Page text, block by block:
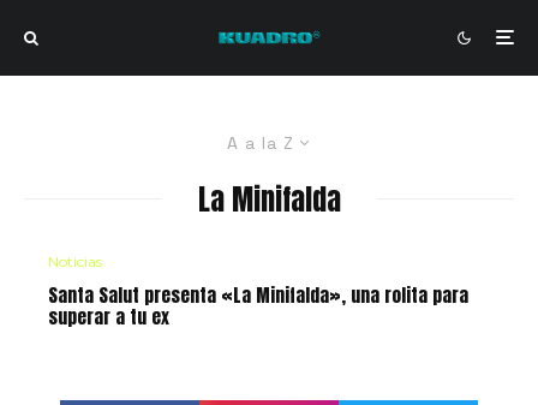
A a la Z
La Minifalda
Noticias
Santa Salut presenta «La Minifalda», una rolita para
superar a tu ex